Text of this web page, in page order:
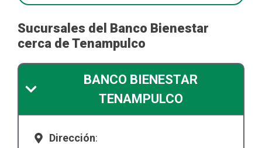
Sucursales del Banco Bienestar
cerca de Tenampulco
BANCO BIENESTAR
TENAMPULCO
Dirección: